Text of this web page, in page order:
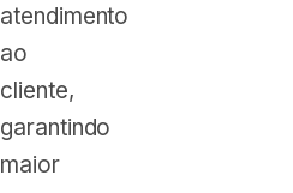
atendimento
ao
cliente,
garantindo
maior